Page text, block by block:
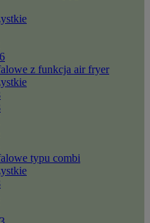
z funkcja air fryer
typu combi